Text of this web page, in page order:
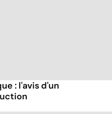
: l'avis d'un